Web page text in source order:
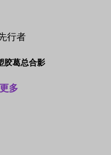
胶葛总合影
多